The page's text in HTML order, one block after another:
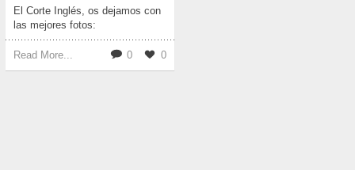
El Corte Inglés, os dejamos con
las mejores fotos:
Read More... 0 0